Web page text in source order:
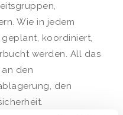
Wie in jedem
koordiniert,
werden. All das
den
den